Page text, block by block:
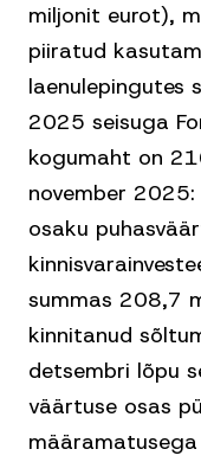
miljonit eurot),
piiratud
laenulepingutes
2025 seisuga
kogumaht on
november
osaku
summas 208,7
kinnitanud
detsembri lõpu
väärtuse osas